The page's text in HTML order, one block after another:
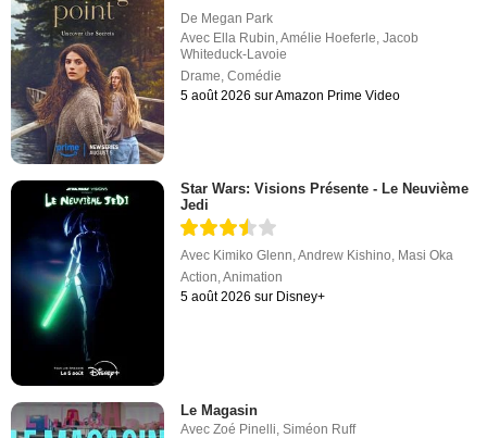
De Megan Park
Avec Ella Rubin,Amélie Hoeferle,Jacob
Whiteduck-Lavoie
Drame,Comédie
5 août 2026 sur Amazon Prime Video
Star Wars: Visions Présente - Le Neuvième
Jedi
Avec Kimiko Glenn,Andrew Kishino, Masi Oka
Action,Animation
5 août 2026 sur Disney+
Le Magasin
AvecZoé Pinelli ,Siméon Ruff